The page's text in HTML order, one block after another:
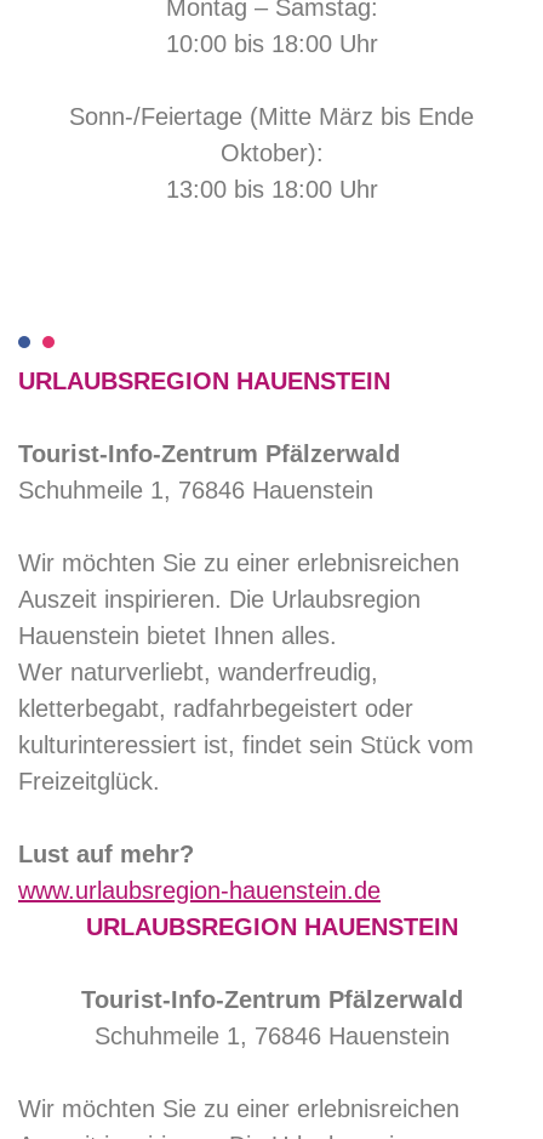
Montag – Samstag:
10:00 bis 18:00 Uhr
Sonn-/Feiertage (Mitte März bis Ende
Oktober):
13:00 bis 18:00 Uhr
URLAUBSREGION HAUENSTEIN
Tourist-Info-Zentrum Pfälzerwald
Schuhmeile 1, 76846 Hauenstein
Wir möchten Sie zu einer erlebnisreichen
Auszeit inspirieren. Die Urlaubsregion
Hauenstein bietet Ihnen alles.
Wer naturverliebt, wanderfreudig,
kletterbegabt, radfahrbegeistert oder
kulturinteressiert ist, findet sein Stück vom
Freizeitglück.
Lust auf mehr?
www.urlaubsregion-hauenstein.de
URLAUBSREGION HAUENSTEIN
Tourist-Info-Zentrum Pfälzerwald
Schuhmeile 1, 76846 Hauenstein
Wir möchten Sie zu einer erlebnisreichen